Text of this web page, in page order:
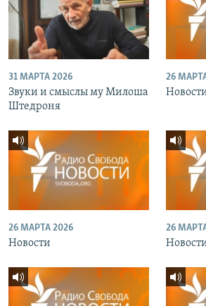
31 МАРТА 2026
Звуки и смыслы му Милоша
Штедроня
26
26 МАРТА 2026
Новости
26